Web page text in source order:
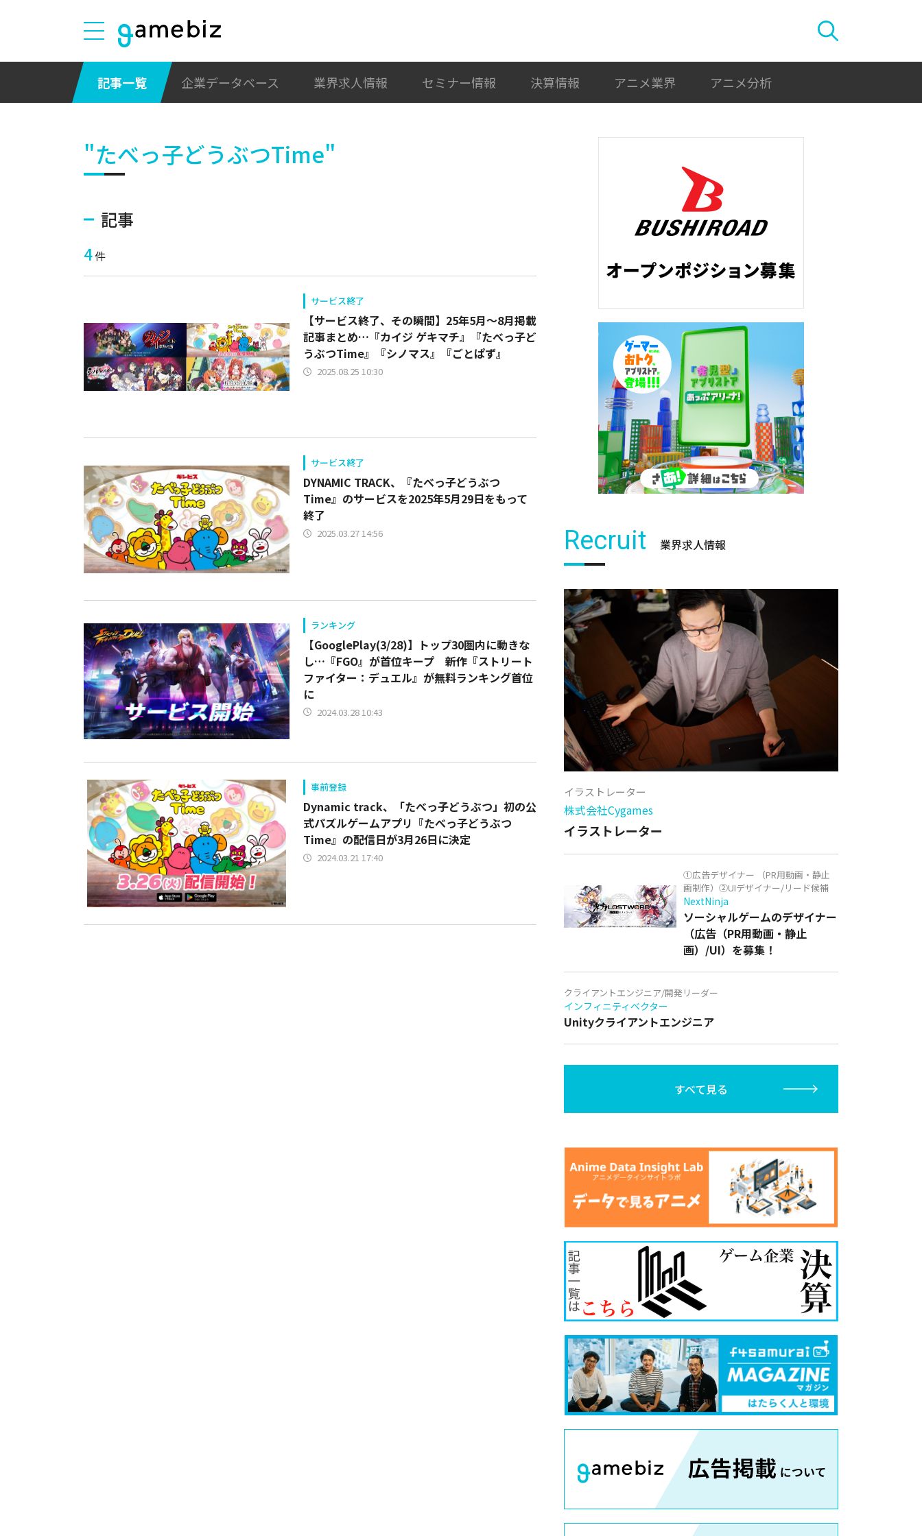
記事一覧 企業データベース 業界求人情報 セミナー情報 決算情報 アニメ業界 アニメ分析
"たべっ子どうぶつTime"
記事
4件
サービス終了
【サービス終了、その瞬間】25年5月～8月掲載
記事まとめ…『カイジ ゲキマチ』『たべっ子ど
うぶつTime』『シノマス』『ごとぱず』
2025.08.25 10:30
サービス終了
DYNAMIC TRACK、『たべっ子どうぶつ
Time』のサービスを2025年5月29日をもって
終了
2025.03.27 14:56
ランキング
【GooglePlay(3/28)】トップ30圏内に動きな
し…『FGO』が首位キープ 新作『ストリート
ファイター：デュエル』が無料ランキング首位
に
2024.03.28 10:43
事前登録
Dynamic track、「たべっ子どうぶつ」初の公
式パズルゲームアプリ『たべっ子どうぶつ
Time』の配信日が3月26日に決定
2024.03.21 17:40
Recruit 業界求人情報
イラストレーター
株式会社Cygames
イラストレーター
①広告デザイナー （PR用動画・静止
画制作）②UIデザイナー/リード候補
NextNinja
ソーシャルゲームのデザイナー
（広告（PR用動画・静止
画）/UI）を募集！
クライアントエンジニア/開発リーダー
インフィニティベクター
Unityクライアントエンジニア
すべて見る